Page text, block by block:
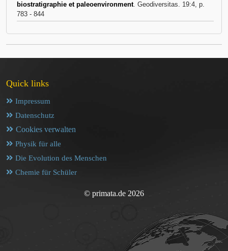
biostratigraphie et paleoenvironment. Geodiversitas. 19:4, p.
783 - 844
Quick links
Impressum
Datenschutz
Cookies verwalten
Physik für alle
Die Evolution des Menschen
Chemie für Schüler
© primata.de 2026